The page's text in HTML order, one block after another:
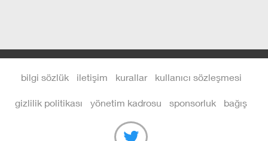
bilgi sözlük iletişim kurallar kullanıcı sözleşmesi
gizlilik politikası yönetim kadrosu sponsorluk bağış